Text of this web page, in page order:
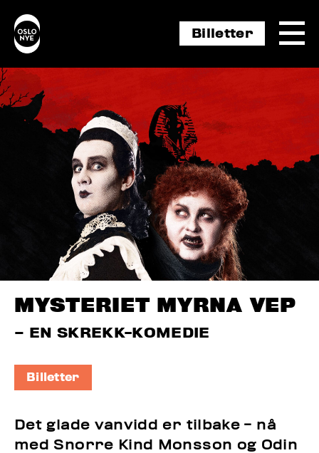
Billetter
MYSTERIET MYRNA VEP
– EN SKREKK-KOMEDIE
Billetter
Det glade vanvidd er tilbake - nå
med Snorre Kind Monsson og Odin